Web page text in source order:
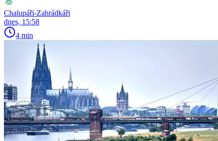
Chalupáři-Zahrádkáři
dnes, 15:58
4 min